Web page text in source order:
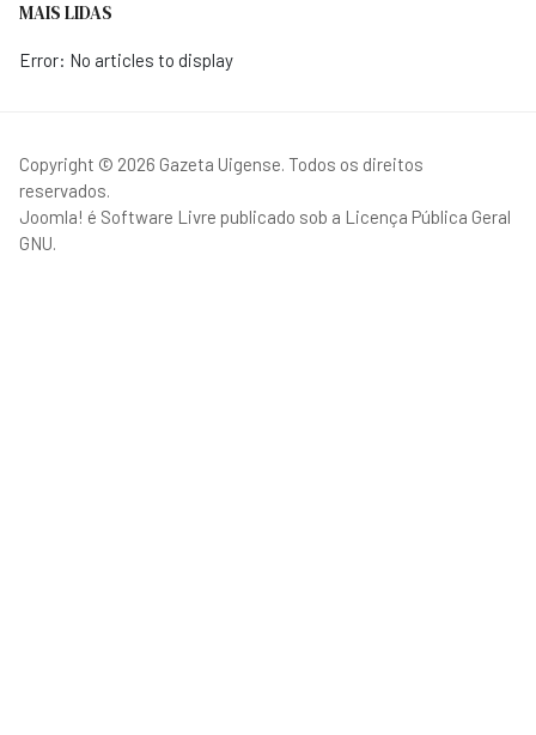
MAIS LIDAS
Error: No articles to display
Copyright © 2026 Gazeta Uigense. Todos os direitos
reservados.
Joomla! é Software Livre publicado sob a Licença Pública Geral
GNU.